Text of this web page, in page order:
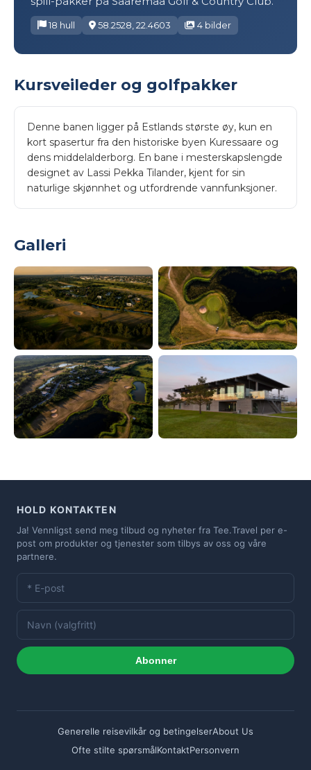
18 hull 58.2528, 22.4603 4 bilder
Kursveileder og golfpakker
Denne banen ligger på Estlands største øy, kun en
kort spasertur fra den historiske byen Kuressaare og
dens middelalderborg. En bane i mesterskapslengde
designet av Lassi Pekka Tilander, kjent for sin
naturlige skjønnhet og utfordrende vannfunksjoner.
Galleri
HOLD KONTAKTEN
Ja! Vennligst send meg tilbud og nyheter fra Tee.Travel per e-
post om produkter og tjenester som tilbys av oss og våre
partnere.
Abonner
Generelle reisevilkår og betingelserAbout Us
Ofte stilte spørsmålKontaktPersonvern